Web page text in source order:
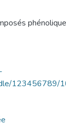
123456789/